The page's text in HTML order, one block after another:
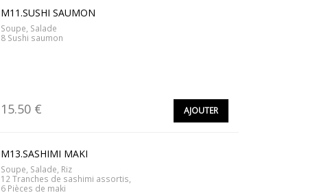
M11.SUSHI SAUMON
Soupe, Salade
8 Sushi saumon
15.50 € AJOUTER
M13.SASHIMI MAKI
Soupe, Salade, Riz
12 Tranches de sashimi assortis,
6 Pièces de maki